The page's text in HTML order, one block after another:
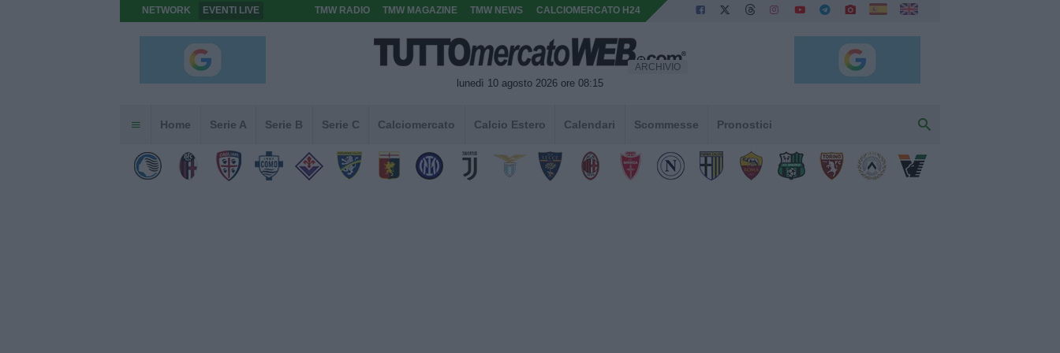
NETWORK EVENTI LIVE TMW RADIO TMW MAGAZINE TMW NEWS CALCIOMERCATO H24
lunedì 10 agosto 2026 ore 08:15
ARCHIVIO
Home Serie A Serie B Serie C Calciomercato Calcio Estero Calendari Scommesse Pronostici